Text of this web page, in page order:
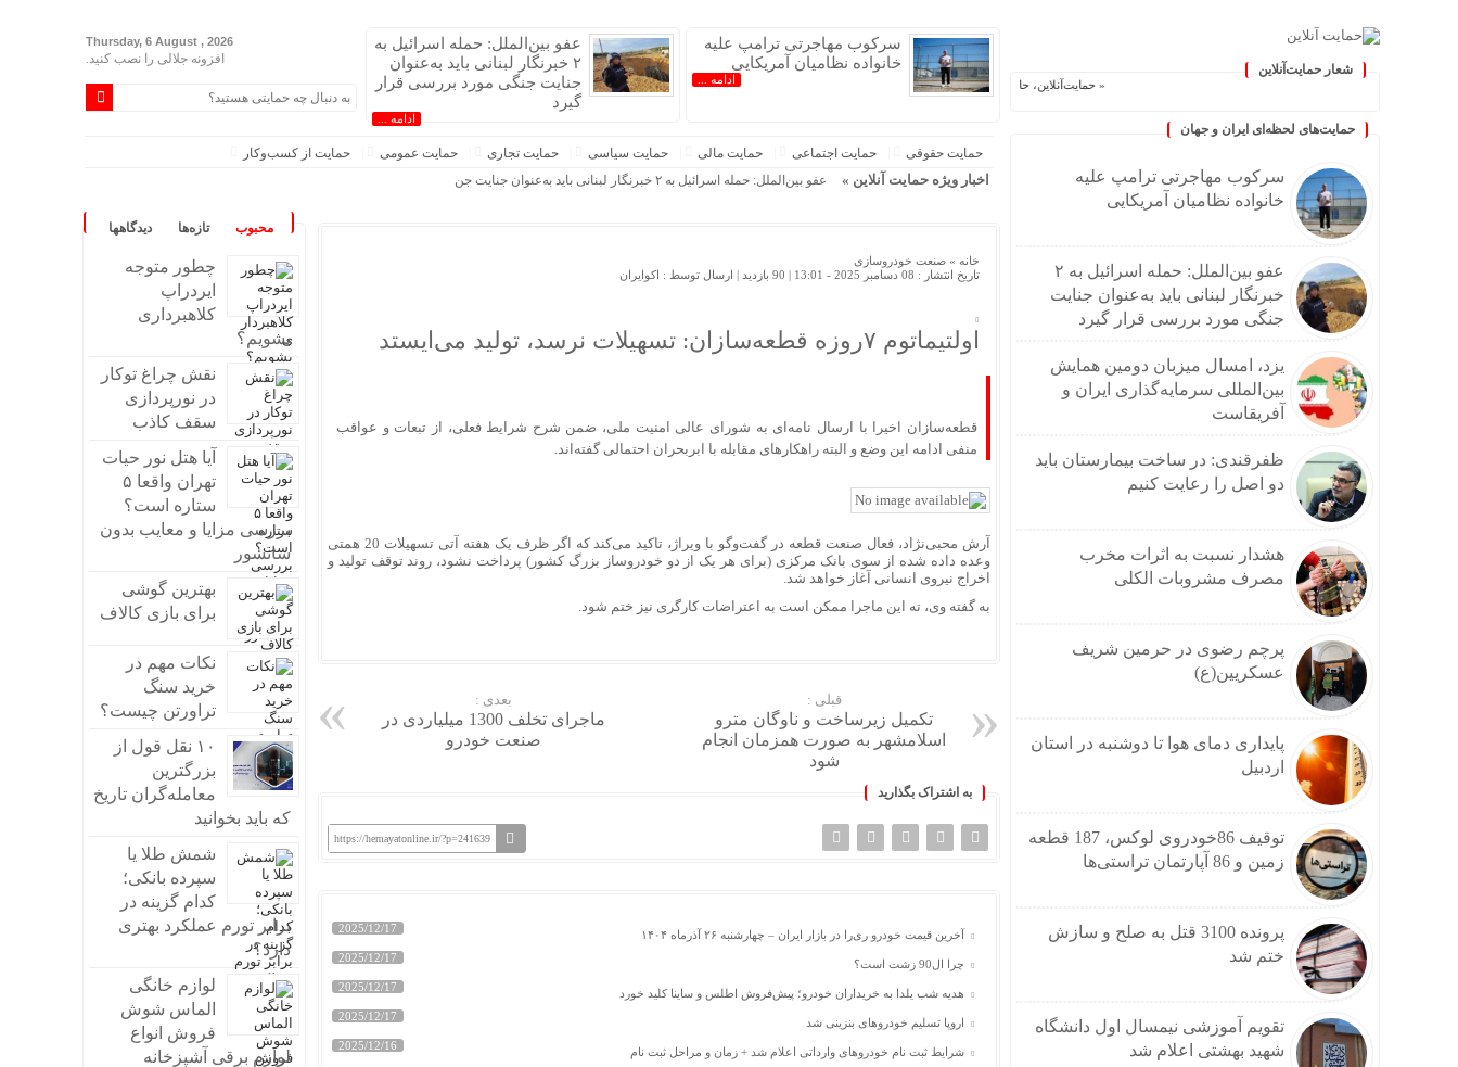
شعار حمایت‌آنلاین
« حمایت‌آنلاین، حامی همه مردم ایران »
حمایت‌های لحظه‌ای ایران و جهان
سرکوب مهاجرتی ترامپ علیه
خانواده نظامیان آمریکایی
عفو بین‌الملل: حمله اسرائیل به ۲
خبرنگار لبنانی باید به‌عنوان جنایت
جنگی مورد بررسی قرار گیرد
یزد، امسال میزبان دومین همایش
بین‌المللی سرمایه‌گذاری ایران و
آفریقاست
ظفرقندی: در ساخت بیمارستان باید
دو اصل را رعایت کنیم
هشدار نسبت به اثرات مخرب
مصرف مشروبات الکلی
پرچم رضوی در حرمین شریف
عسکریین(ع)
پایداری دمای هوا تا دوشنبه در استان
اردبیل
توقیف 86خودروی لوکس، 187 قطعه
زمین و 86 آپارتمان تراستی‌ها
پرونده 3100 قتل به صلح و سازش
ختم شد
تقویم آموزشی نیمسال اول دانشگاه
شهید بهشتی اعلام شد
سرکوب مهاجرتی ترامپ علیه
خانواده نظامیان آمریکایی
ادامه ...
عفو بین‌الملل: حمله اسرائیل به
۲ خبرنگار لبنانی باید به‌عنوان
جنایت جنگی مورد بررسی قرار
گیرد
ادامه ...
Thursday, 6 August , 2026
افزونه جلالی را نصب کنید.
حمایت حقوقی حمایت اجتماعی حمایت مالی حمایت سیاسی حمایت تجاری حمایت عمومی حمایت از کسب‌وکار
اخبار ویژه حمایت آنلاین » عفو بین‌الملل: حمله اسرائیل به ۲ خبرنگار لبنانی باید به‌عنوان جنایت جنگی مورد بررسی قرار گیرد
خانه » صنعت خودروسازی
تاریخ انتشار : 08 دسامبر 2025 - 13:01 |
90 بازدید | ارسال توسط : اکوایران
اولتیماتوم ۷روزه قطعه‌سازان: تسهیلات نرسد، تولید می‌ایستد
قطعه‌سازان اخیرا با ارسال نامه‌ای به شورای عالی امنیت ملی، ضمن شرح شرایط فعلی، از تبعات و عواقب
منفی ادامه این وضع و البته راهکارهای مقابله با ابربحران احتمالی گفته‌اند.
آرش محبی‌نژاد، فعال صنعت قطعه در گفت‌وگو با ویراژ، تاکید می‌کند که اگر ظرف یک هفته آتی تسهیلات 20 همتی
وعده داده شده از سوی بانک مرکزی (برای هر یک از دو خودروساز بزرگ کشور) پرداخت نشود، روند توقف تولید و
اخراج نیروی انسانی آغاز خواهد شد.
به گفته وی، ته این ماجرا ممکن است به اعتراضات کارگری نیز ختم شود.
بعدی :
ماجرای تخلف 1300 میلیاردی در
صنعت خودرو
قبلی :
تکمیل زیرساخت و ناوگان مترو
اسلامشهر به صورت همزمان انجام
شود
به اشتراک بگذارید
https://hemayatonline.ir/?p=241639
آخرین قیمت خودرو ری‌را در بازار ایران – چهارشنبه ۲۶ آذرماه ۱۴۰۴ 2025/12/17
چرا ال90 زشت است؟ 2025/12/17
هدیه شب یلدا به خریداران خودرو؛ پیش‌فروش اطلس و ساینا کلید خورد 2025/12/17
اروپا تسلیم خودروهای بنزینی شد 2025/12/17
شرایط ثبت نام خودروهای وارداتی اعلام شد + زمان و مراحل ثبت نام 2025/12/16
محبوب تازه‌ها دیدگاهها
چطور متوجه
ایردراپ
کلاهبرداری
بشویم؟
نقش چراغ توکار
در نورپردازی
سقف کاذب
آیا هتل نور حیات
تهران واقعا ۵
ستاره است؟
بررسی مزایا و معایب بدون
سانسور
بهترین گوشی
برای بازی کالاف
نکات مهم در
خرید سنگ
تراورتن چیست؟
۱۰ نقل قول از
بزرگترین
معامله‌گران تاریخ
که باید بخوانید
شمش طلا یا
سپرده بانکی؛
کدام گزینه در
برابر تورم عملکرد بهتری
دارد؟
لوازم خانگی
الماس شوش
فروش انواع
لوازم برقی آشپزخانه